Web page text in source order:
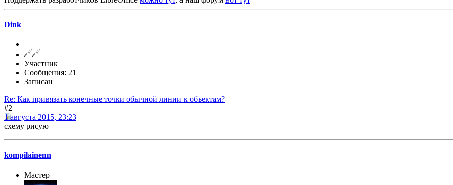
Dink
Участник
Сообщения: 21
Записан
Re: Как привязать конечные точки обычной линии к объектам?
#2
1 августа 2015, 23:23
схему рисую
kompilainenn
Мастер